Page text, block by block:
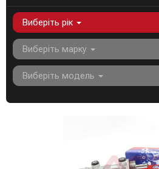
Виберіть рік
Виберіть марку
Виберіть модель